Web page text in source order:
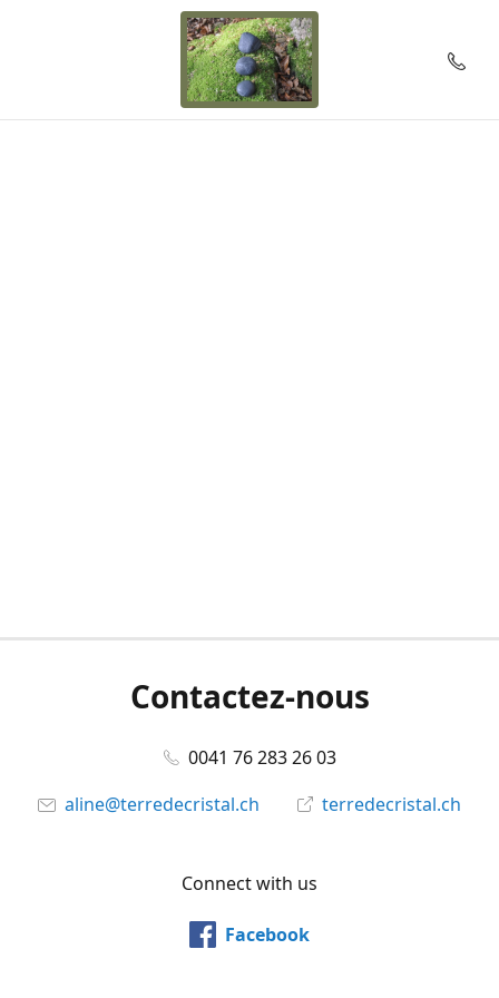
Contactez-nous
0041 76 283 26 03
aline@terredecristal.ch
terredecristal.ch
Connect with us
Facebook